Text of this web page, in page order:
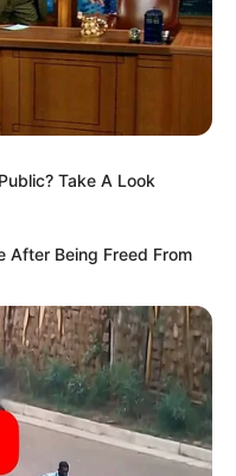
850 Jahren erinnert
Namen zu verdanken
wiki/
Jagdschloss für den
dem Weisen erbaut,
ein sehr
Geschichte der
de.wikipedia.org/wiki/ S
als mehr als 400
betriebene
Take A Look
After Being Freed From